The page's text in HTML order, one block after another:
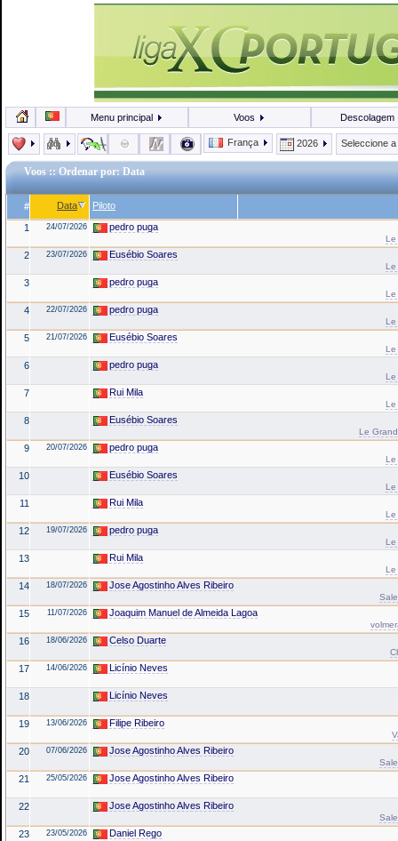
Menu principal Voos Descolagem
França 2026 Seleccione
Voos :: Ordenar por: Data
# Data Piloto
1 24/07/2026 pedro puga
Le
2 23/07/2026 Eusébio Soares
Le
3 pedro puga
Le
4 22/07/2026 pedro puga
Le
5 21/07/2026 Eusébio Soares
Le
6 pedro puga
Le
7 Rui Mila
Le
8 Eusébio Soares
Le
9 20/07/2026 pedro puga
Le
10 Eusébio Soares
Le
11 Rui Mila
Le
12 19/07/2026 pedro puga
Le
13 Rui Mila
Le
14 18/07/2026 Jose Agostinho Alves Ribeiro
15 11/07/2026 Joaquim Manuel de Almeida Lagoa
16 18/06/2026 Celso Duarte
17 14/06/2026 Licínio Neves
18 Licínio Neves
19 13/06/2026 Filipe Ribeiro
20 07/06/2026 Jose Agostinho Alves Ribeiro
21 25/05/2026 Jose Agostinho Alves Ribeiro
22 Jose Agostinho Alves Ribeiro
23 23/05/2026 Daniel Rego